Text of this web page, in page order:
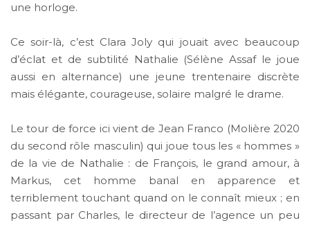
une horloge.
Ce soir-là, c’est Clara Joly qui jouait avec beaucoup
d’éclat et de subtilité Nathalie (Sélène Assaf le joue
aussi en alternance) une jeune trentenaire discrète
mais élégante, courageuse, solaire malgré le drame.
Le tour de force ici vient de Jean Franco (Molière 2020
du second rôle masculin) qui joue tous les « hommes »
de la vie de Nathalie : de François, le grand amour, à
Markus, cet homme banal en apparence et
terriblement touchant quand on le connaît mieux ; en
passant par Charles, le directeur de l’agence un peu